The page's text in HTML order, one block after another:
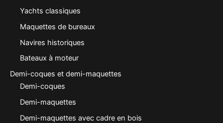
Yachts classiques
Maquettes de bureaux
Navires historiques
Bateaux à moteur
Demi-coques et demi-maquettes
Demi-coques
Demi-maquettes
Demi-maquettes avec cadre en bois